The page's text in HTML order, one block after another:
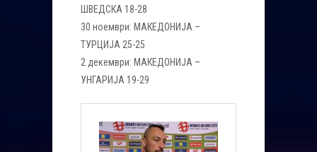
ШВЕДСКА 18-28
30 ноември: МАКЕДОНИЈА –
ТУРЦИЈА 25-25
2 декември: МАКЕДОНИЈА –
УНГАРИЈА 19-29